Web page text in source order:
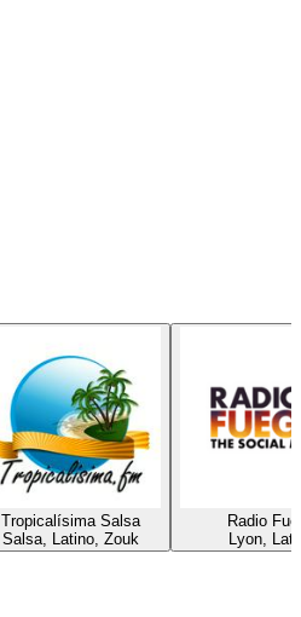
Tropicalísima Salsa
Salsa, Latino, Zouk
Radio
Lyon,